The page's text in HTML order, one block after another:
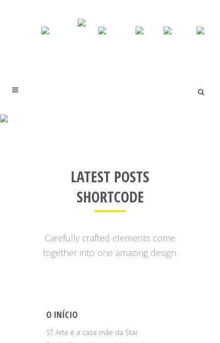
LATEST POSTS
SHORTCODE
Carefully crafted elements come
together into one amazing design.
O INÍCIO
ST Arte é a casa mãe da Star